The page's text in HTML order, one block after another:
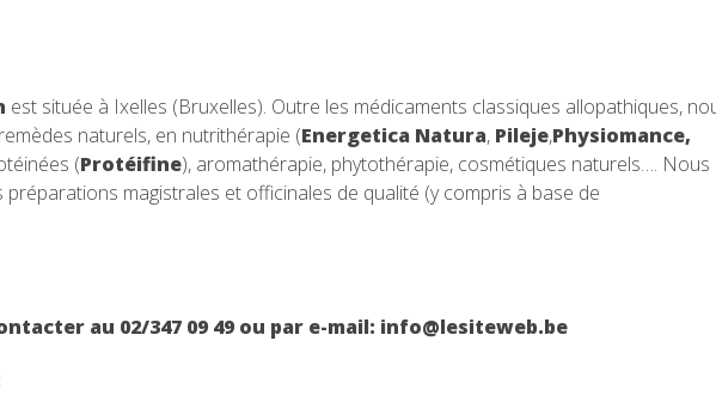
est située à Ixelles (Bruxelles). Outre les médicaments classiques allopathiques,
naturels, en nutrithérapie (Energetica Natura, Pileje,Physiomance,
(Protéifine), aromathérapie, phytothérapie, cosmétiques naturels…. Nous
préparations magistrales et officinales de qualité (y compris à base de
au 02/347 09 49 ou par e-mail: info@lesiteweb.be